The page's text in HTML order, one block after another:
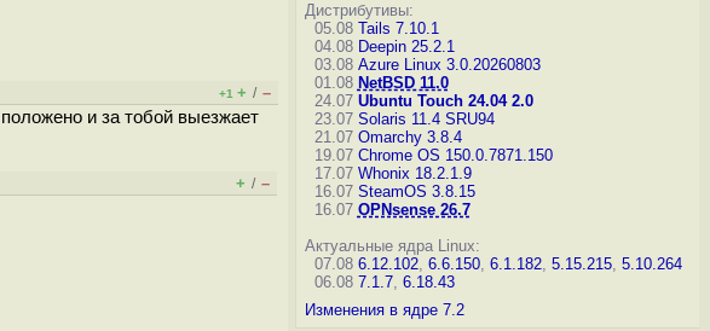
+1 + / –
и за тобой выезжает
+ / –
Дистрибутивы:
05.08 Tails 7.10.1
04.08 Deepin 25.2.1
03.08 Azure Linux 3.0.20260803
01.08 NetBSD 11.0
24.07 Ubuntu Touch 24.04 2.0
23.07 Solaris 11.4 SRU94
21.07 Omarchy 3.8.4
19.07 Chrome OS 150.0.7871.150
17.07 Whonix 18.2.1.9
16.07 SteamOS 3.8.15
16.07 OPNsense 26.7
Актуальные ядра Linux:
07.08 6.12.102, 6.6.150, 6.1.182, 5.15.215, 5.10.264
06.08 7.1.7, 6.18.43
Изменения в ядре 7.2